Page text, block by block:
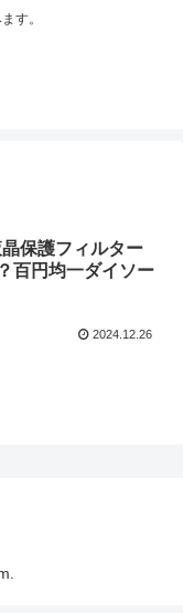
す。
保護フィルター
百円均一ダイソー
2024.12.26